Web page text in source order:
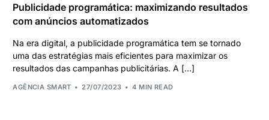
Publicidade programática: maximizando resultados
com anúncios automatizados
Na era digital, a publicidade programática tem se tornado
uma das estratégias mais eficientes para maximizar os
resultados das campanhas publicitárias. A […]
AGÊNCIA SMART 27/07/2023 4 MIN READ